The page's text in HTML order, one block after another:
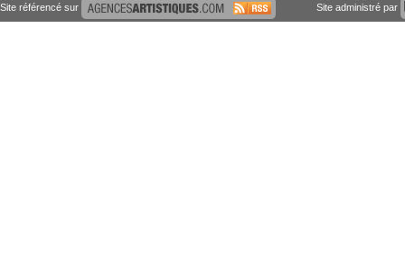
Site référencé sur Site administré par